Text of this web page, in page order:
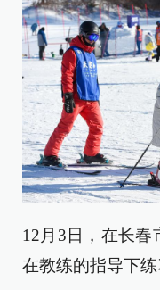
12月3日，在长春
在教练的指导下练